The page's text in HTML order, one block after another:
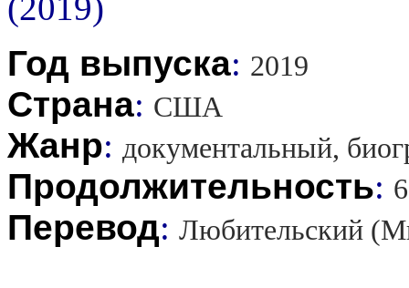
Год выпуска: 2019
Страна: США
Жанр: документальный,
Продолжительность:
Перевод: Любительский